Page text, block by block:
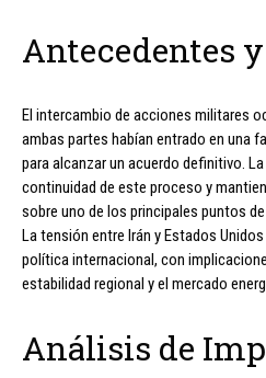
Antecedentes
El intercambio de acciones militares
ambas partes habían entrado en una
para alcanzar un acuerdo definitivo.
continuidad de este proceso y
sobre uno de los principales puntos
La tensión entre Irán y Estados
política internacional, con
estabilidad regional y el mercado
Análisis de